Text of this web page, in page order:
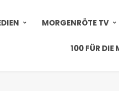
MORGENRÖTE TV
100 FÜR DIE